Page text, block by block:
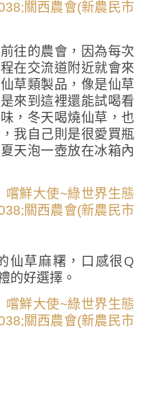
往的農會，因為每次
在交流道附近就會來
草類製品，像是仙草
來到這裡還能試喝看
，冬天喝燒仙草，也
我自己則是很愛買瓶
天泡一壺放在冰箱內
仙草麻糬，口感很Q
的好選擇。